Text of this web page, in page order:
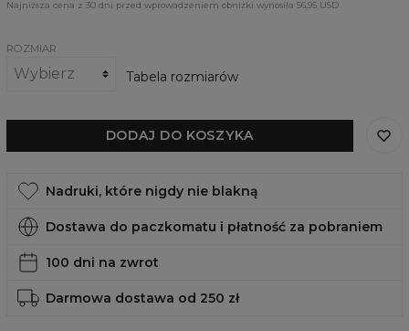
Najniższa cena z 30 dni przed wprowadzeniem obniżki wynosiła 56,95 USD
ROZMIAR
Tabela rozmiarów
DODAJ DO KOSZYKA
Nadruki, które nigdy nie blakną
Dostawa do paczkomatu i płatność za pobraniem
100 dni na zwrot
Darmowa dostawa od 250 zł